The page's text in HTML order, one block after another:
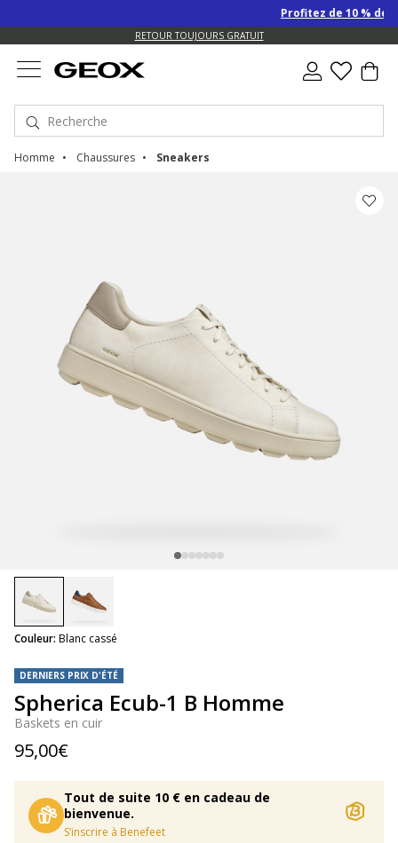
Profitez de 10 % de remise
RETOUR TOUJOURS GRATUIT
Homme Chaussures Sneakers
DERNIERS PRIX D'ÉTÉ
Spherica Ecub-1 B Homme
Baskets en cuir
95,00€
Tout de suite 10 € en cadeau de
bienvenue.
S’inscrire à Benefeet
Couleur: Blanc cassé
selected